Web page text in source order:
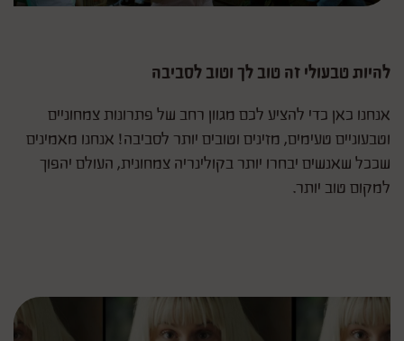
להיות טבעולי זה טוב לך וטוב לסביבה
אנחנו כאן כדי להציע לכם מגוון רחב של פתרונות צמחוניים
וטבעוניים טעימים, מזינים וטובים יותר לסביבה! אנחנו מאמינים
שככל שאנשים יבחרו יותר בקולינריה צמחונית, העולם יהפוך
למקום טוב יותר.